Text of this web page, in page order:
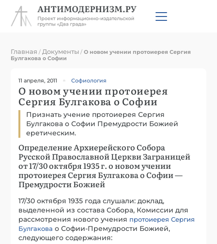
Главная / Документы /О новом учении протоиерея Сергия
Булгакова о Софии
11 апреля, 2011 Софиология
О новом учении протоиерея
Сергия Булгакова о Софии
Признать учение протоиерея Сергия
Булгакова о Софии Премудрости Божией
еретическим.
Определение Архиерейского Собора
Русской Православной Церкви Заграницей
от 17/30 октября 1935 г. о новом учении
протоиерея Сергия Булгакова о Софии —
Премудрости Божией
17/30 октября 1935 года слушали: доклад,
выделенной из состава Собора, Комиссии для
рассмотрения нового учения протоиерея Сергия
Булгакова о Софии-Премудрости Божией,
следующего содержания: